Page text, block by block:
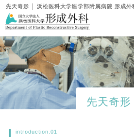
先天奇形 │ 浜松医科大学医学部附属病院 形成外
先天奇形
introduction.01